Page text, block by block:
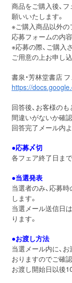
商品をご購入後、
願いいたします。
※ご購入商品以外の
応募フォームの内
※応募の際、ご購入
ご用意の上お申し
書泉・芳林堂書店
https://
回答後、お客様の
間違いがないか確
回答完了メール内
●応募〆切
各フェア終了日まで
●当選発表
当選者のみ、応募
します。
当選メール送信日
ります。
●お渡し方法
当選メール内に、
おりますのでご確
お渡し開始日以後